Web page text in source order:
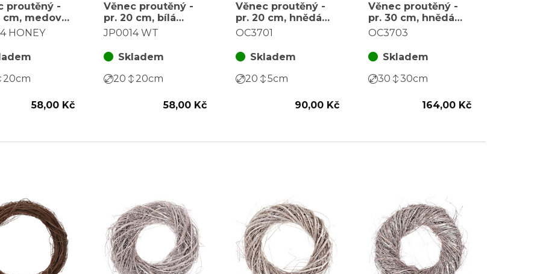
proutěný -
cm, medová
HONEY
20cm
58,00 Kč
Věnec proutěný -
pr. 20 cm, bílá
barva
JP0014 WT
Skladem
20
20cm
58,00 Kč
Věnec proutěný -
pr. 20 cm, hnědá
barva
OC3701
Skladem
20
5cm
90,00 Kč
Věnec proutěný -
pr. 30 cm, hnědá
barva
OC3703
Skladem
30
30cm
164,00 Kč